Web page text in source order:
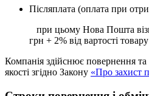
Післяплата (оплата при
при цьому Нова Пошта
грн + 2% від вартості товару
Компанія здійснює повернення та
якості згідно Закону «Про захист